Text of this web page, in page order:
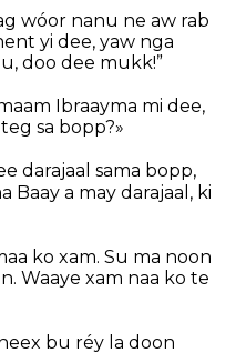
wóor nanu ne aw rab
yi dee, yaw nga
doo dee mukk!”
Ibraayma mi dee,
sa bopp?»
darajaal sama bopp,
Baay a may darajaal, ki
ko xam. Su ma noon
Waaye xam naa ko te
bu réy la doon